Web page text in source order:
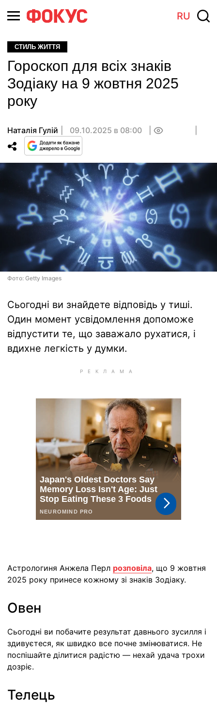
RU
СТИЛЬ ЖИТТЯ
Гороскоп для всіх знаків
Зодіаку на 9 жовтня 2025
року
Наталія Гулій 09.10.2025 в 08:00
Фото: Getty Images
Сьогодні ви знайдете відповідь у тиші.
Один момент усвідомлення допоможе
відпустити те, що заважало рухатися, і
вдихне легкість у думки.
Астрологиня Анжела Перл розповіла, що 9 жовтня
2025 року принесе кожному зі знаків Зодіаку.
Овен
Сьогодні ви побачите результат давнього зусилля і
здивуєтеся, як швидко все почне змінюватися. Не
поспішайте ділитися радістю — нехай удача трохи
дозріє.
Телець